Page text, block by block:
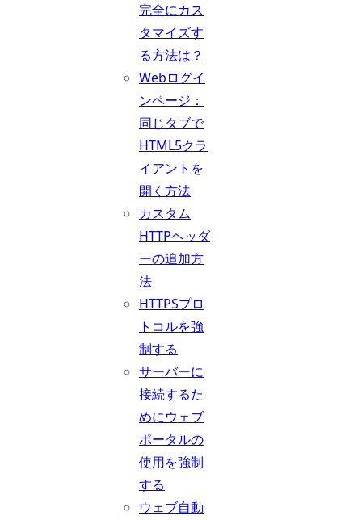
完全にカス
タマイズす
る方法は？
Webログイ
ンページ：
同じタブで
HTML5クラ
イアントを
開く方法
カスタム
HTTPヘッダ
ーの追加方
法
HTTPSプロ
トコルを強
制する
サーバーに
接続するた
めにウェブ
ポータルの
使用を強制
する
ウェブ自動